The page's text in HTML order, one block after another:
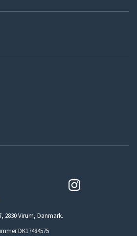
2830 Virum, Danmark.
DK17484575